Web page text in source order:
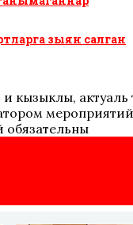
зыян салган
кызыклы,
обязательны